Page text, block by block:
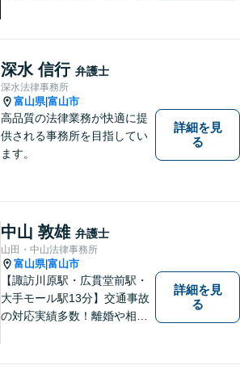
の声にしっかり耳を傾ける姿
勢は変わりません。
深水 信行 弁護士
深水法律事務所
富山県|富山市
高品質の法律業務が快適に提
供される事務所を目指してい
ます。
詳細を見
る
中山 敦雄 弁護士
山田・中山法律事務所
富山県|富山市
【諏訪川原駅・広貫堂前駅・
大手モール駅13分】交通事故
の対応実績多数！離婚や相続
抱える前に、私と一緒に最善
詳細を見
る